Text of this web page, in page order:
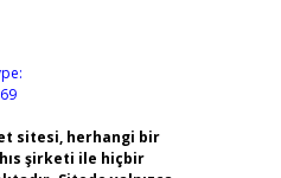
sitesi, herhangi bir
şirketi ile hiçbir